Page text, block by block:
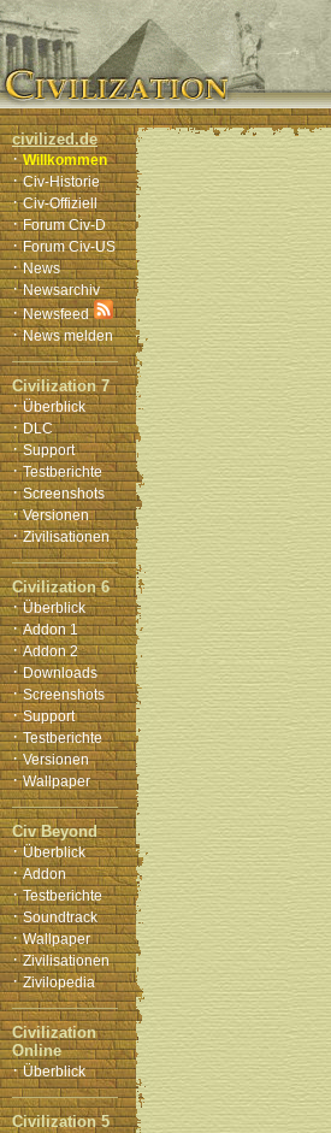
civilized.de
·Willkommen
·Civ-Historie
·Civ-Offiziell
·Forum Civ-D
·Forum Civ-US
·News
·Newsarchiv
·Newsfeed
·News melden
Civilization 7
·Überblick
·DLC
·Support
·Testberichte
·Screenshots
·Versionen
·Zivilisationen
Civilization 6
·Überblick
·Addon 1
·Addon 2
·Downloads
·Screenshots
·Support
·Testberichte
·Versionen
·Wallpaper
Civ Beyond
·Überblick
·Addon
·Testberichte
·Soundtrack
·Wallpaper
·Zivilisationen
·Zivilopedia
Civilization
Online
·Überblick
Civilization 5